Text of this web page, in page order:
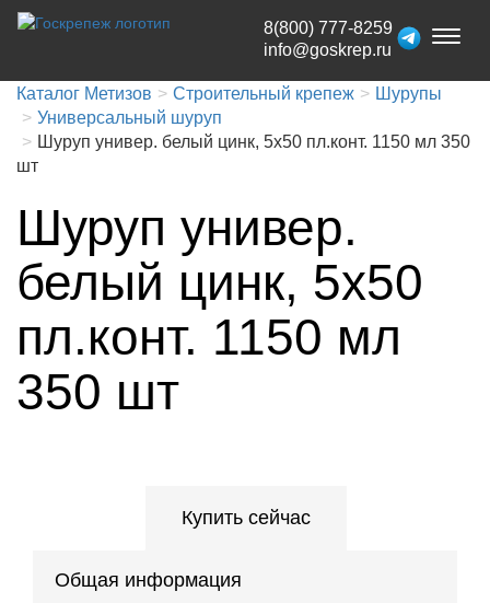
Toggle
8(800) 777-8259
info@goskrep.ru
Каталог Метизов Строительный крепеж
Шурупы
Универсальный шуруп
Шуруп универ. белый цинк, 5х50 пл.конт. 1150 мл 350
шт
Шуруп универ.
белый цинк, 5х50
пл.конт. 1150 мл
350 шт
Купить сейчас
Общая информация